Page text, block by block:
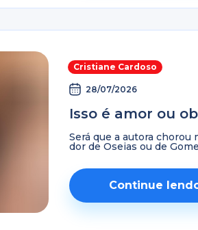
Cristiane Cardoso
28/07/2026
Isso é amor ou
Será que a autora chorou
dor de Oseias ou de
Continue